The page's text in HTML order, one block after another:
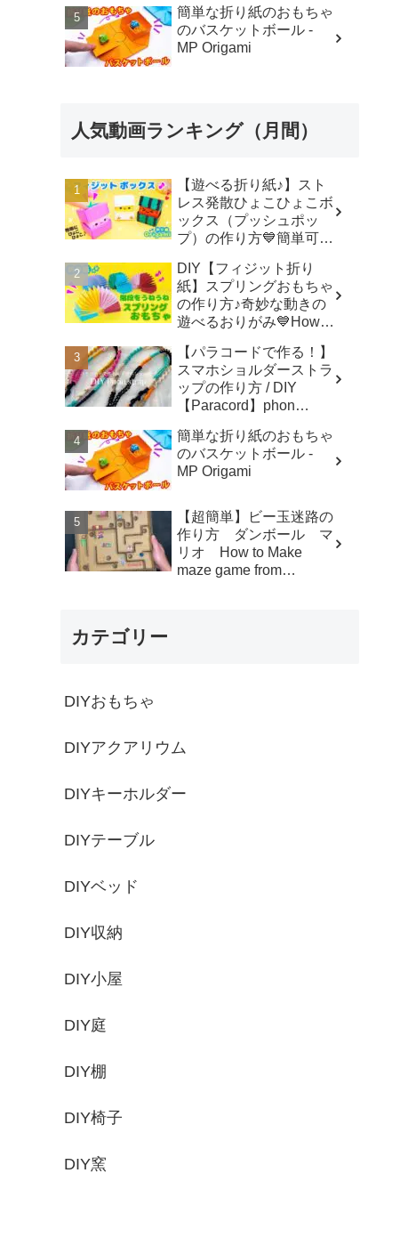
MotoCrafts
簡単な折り紙のおもちゃ
のバスケットボール -
MP Origami
人気動画ランキング（月間）
【遊べる折り紙♪】スト
レス発散ひょこひょこボ
ックス（プッシュポッ
プ）の作り方💙簡単可愛
made from origami (Pop-
it) 종이 접기로 만드는 팝
잇 - SodaCatOrigami 楽
しい折り紙♪
DIY【フィジット折り
紙】スプリングおもちゃ
の作り方♪奇妙な動きの
遊べるおりがみ💙How to
Origami -
SodaCatOrigami 楽しい
折り紙♪
【パラコードで作る！】
スマホショルダーストラ
ップの作り方 / DIY
【Paracord】phon
Macrame traveler Hikaru
簡単な折り紙のおもちゃ
のバスケットボール -
MP Origami
【超簡単】ビー玉迷路の
作り方 ダンボール マ
リオ How to Make
maze game from
カテゴリー
DIYおもちゃ
DIYアクアリウム
DIYキーホルダー
DIYテーブル
DIYベッド
DIY収納
DIY小屋
DIY庭
DIY棚
DIY椅子
DIY窯